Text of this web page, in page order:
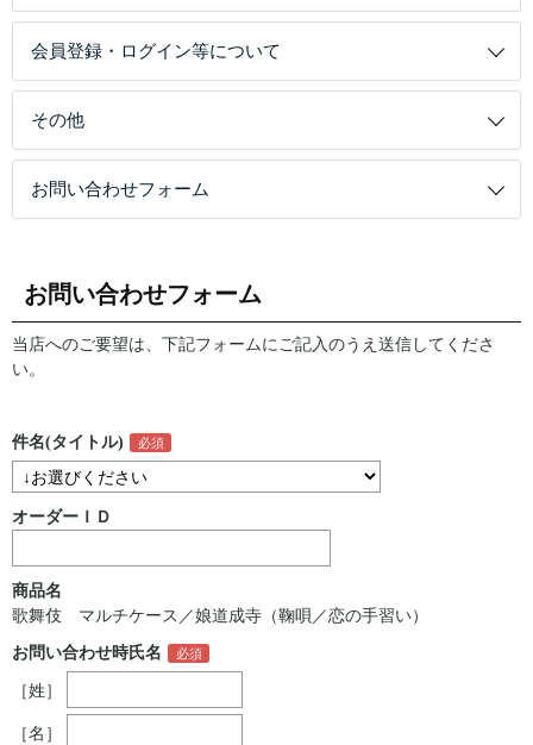
会員登録・ログイン等について
その他
お問い合わせフォーム
お問い合わせフォーム
当店へのご要望は、下記フォームにご記入のうえ送信してくださ
い。
件名(タイトル)
オーダーＩＤ
商品名
歌舞伎 マルチケース／娘道成寺（鞠唄／恋の手習い）
お問い合わせ時氏名
［姓］
［名］